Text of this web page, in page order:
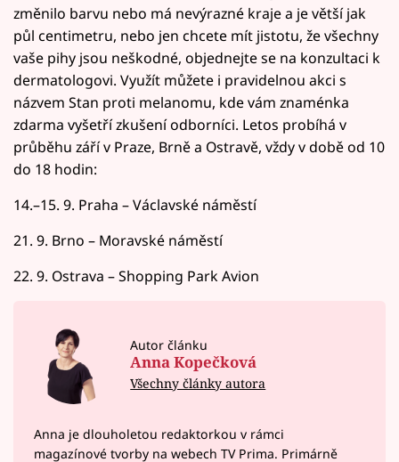
změnilo barvu nebo má nevýrazné kraje a je větší jak
půl centimetru, nebo jen chcete mít jistotu, že všechny
vaše pihy jsou neškodné, objednejte se na konzultaci k
dermatologovi. Využít můžete i pravidelnou akci s
názvem Stan proti melanomu, kde vám znaménka
zdarma vyšetří zkušení odborníci. Letos probíhá v
průběhu září v Praze, Brně a Ostravě, vždy v době od 10
do 18 hodin:
14.–15. 9. Praha – Václavské náměstí
21. 9. Brno – Moravské náměstí
22. 9. Ostrava – Shopping Park Avion
Autor článku
Anna Kopečková
Všechny články autora
Anna je dlouholetou redaktorkou v rámci
magazínové tvorby na webech TV Prima. Primárně